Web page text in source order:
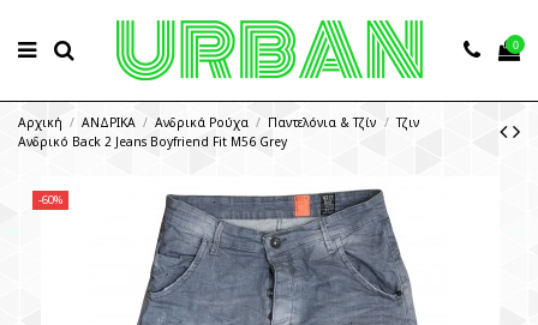
0
Αρχική ΑΝΔΡΙΚΑ Ανδρικά Ρούχα Παντελόνια & Τζίν
Τζιν
Ανδρικό Back 2 Jeans Boyfriend Fit M56 Grey
-60%